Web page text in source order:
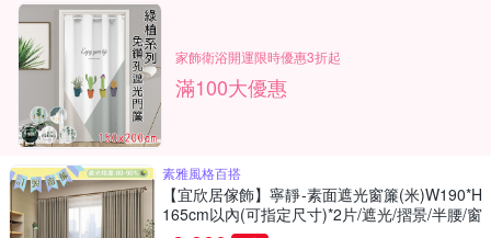
家飾衛浴開運限時優惠3折起
滿100大優惠
素雅風格百搭
【宜欣居傢飾】寧靜-素面遮光窗簾(米)W190*H
165cm以內(可指定尺寸)*2片/遮光/摺景/半腰/窗